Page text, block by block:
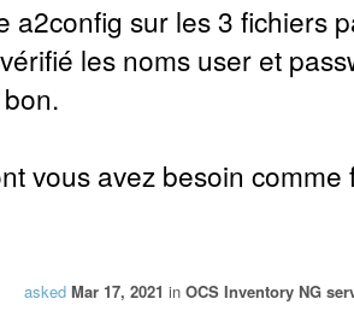
a2config sur les 3 fichiers
les noms user et
vous avez besoin comme
asked Mar 17, 2021 in OCS Inventory NG